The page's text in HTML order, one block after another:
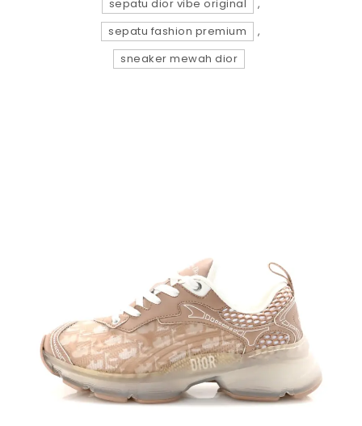
sepatu dior vibe original
,
sepatu fashion premium
,
sneaker mewah dior